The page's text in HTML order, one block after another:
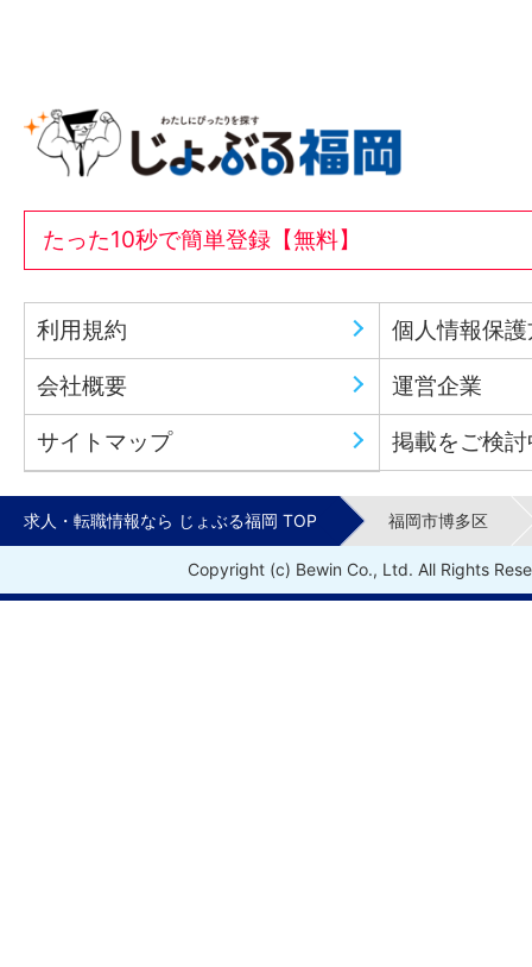
たった10秒で簡単登録【無料】
利用規約 個人情報保
会社概要 運営企業
サイトマップ 掲載をご検
求人・転職情報なら じょぶる福岡 TOP 福岡市博多区
Copyright (c) Bewin Co., Ltd. All Rights